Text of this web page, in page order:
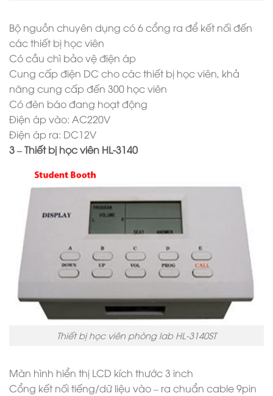
Bộ nguồn chuyên dụng có 6 cổng ra để kết nối đến
các thiết bị học viên
Có cầu chì bảo vệ điện áp
Cung cấp điện DC cho các thiết bị học viên, khả
năng cung cấp đến 300 học viên
Có đèn báo đang hoạt động
Điện áp vào: AC220V
Điện áp ra: DC12V
3 – Thiết bị học viên HL-3140
Thiết bị học viên phòng lab HL-3140ST
Màn hình hiển thị LCD kích thước 3 inch
Cổng kết nối tiếng/dữ liệu vào – ra chuẩn cable 9pin